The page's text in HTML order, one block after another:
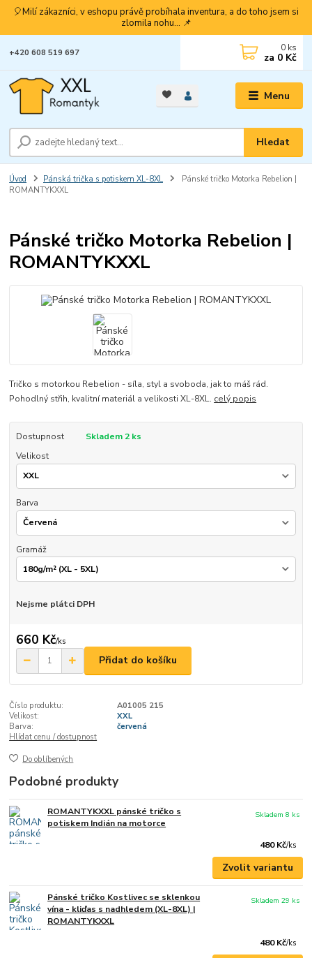
🎈Milí zákazníci, v eshopu právě probíhala inventura, a do toho jsem si
zlomila nohu... 📌
Menu
Hledat
+420 608 519 697 0 ks
za 0 Kč
Úvod Pánská trička s potiskem XL-8XL
Pánské tričko Motorka Rebelion |
ROMANTYKXXL
Pánské tričko Motorka Rebelion |
ROMANTYKXXL
Tričko s motorkou Rebelion - síla, styl a svoboda, jak to máš rád.
Pohodlný střih, kvalitní materiál a velikosti XL-8XL. celý popis
Dostupnost
Skladem 2 ks
Velikost
Barva
Gramáž
Nejsme plátci DPH
660 Kč/ks
Přidat do košíku
Číslo produktu:
A01005 215
Velikost:
XXL
Barva:
červená
Hlídat cenu / dostupnost
Do oblíbených
Podobné produkty
ROMANTYKXXL pánské tričko s
potiskem Indián na motorce
480 Kč/ks
Skladem 8 ks
Zvolit variantu
Pánské tričko Kostlivec se sklenkou
vína - kliďas s nadhledem (XL-8XL) |
ROMANTYKXXL
480 Kč/ks
Skladem 29 ks